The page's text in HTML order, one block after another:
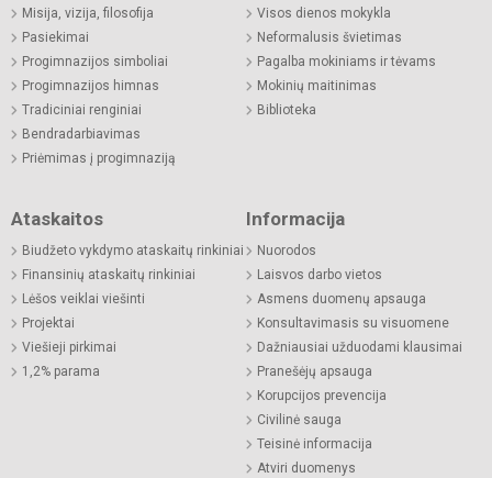
Misija, vizija, filosofija
Pasiekimai
Progimnazijos simboliai
Progimnazijos himnas
Tradiciniai renginiai
Bendradarbiavimas
Priėmimas į progimnaziją
Visos dienos mokykla
Neformalusis švietimas
Pagalba mokiniams ir tėvams
Mokinių maitinimas
Biblioteka
Ataskaitos
Biudžeto vykdymo ataskaitų rinkiniai
Finansinių ataskaitų rinkiniai
Lėšos veiklai viešinti
Projektai
Viešieji pirkimai
1,2% parama
Informacija
Nuorodos
Laisvos darbo vietos
Asmens duomenų apsauga
Konsultavimasis su visuomene
Dažniausiai užduodami klausimai
Pranešėjų apsauga
Korupcijos prevencija
Civilinė sauga
Teisinė informacija
Atviri duomenys